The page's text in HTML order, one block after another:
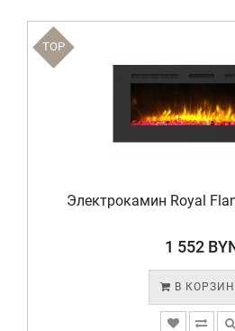
TOP
Электрокамин Royal
1 552
В